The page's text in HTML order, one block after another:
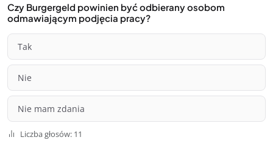
Czy Burgergeld powinien być odbierany osobom
odmawiającym podjęcia pracy?
Tak
Nie
Nie mam zdania
Liczba głosów: 11